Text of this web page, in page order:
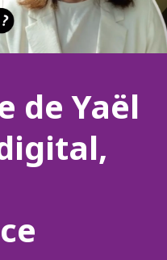
de Yaël